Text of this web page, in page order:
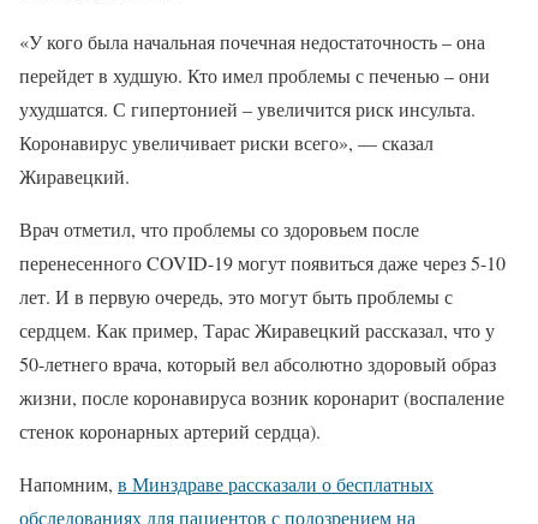
«У кого была начальная почечная недостаточность – она
перейдет в худшую. Кто имел проблемы с печенью – они
ухудшатся. С гипертонией – увеличится риск инсульта.
Коронавирус увеличивает риски всего», — сказал
Жиравецкий.
Врач отметил, что проблемы со здоровьем после
перенесенного COVID-19 могут появиться даже через 5-10
лет. И в первую очередь, это могут быть проблемы с
сердцем. Как пример, Тарас Жиравецкий рассказал, что у
50-летнего врача, который вел абсолютно здоровый образ
жизни, после коронавируса возник коронарит (воспаление
стенок коронарных артерий сердца).
Напомним, в Минздраве рассказали о бесплатных
обследованиях для пациентов с подозрением на